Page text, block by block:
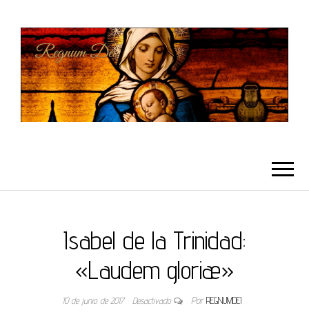
Isabel de la Trinidad:
«Laudem gloriæ»
10 de junio de 2017 Desactivado Por REGNUMDEI